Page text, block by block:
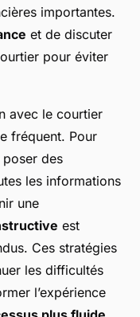
importantes.
et de discuter
pour éviter
avec le courtier
fréquent. Pour
des
les informations
une
est
Ces stratégies
les difficultés
l’expérience